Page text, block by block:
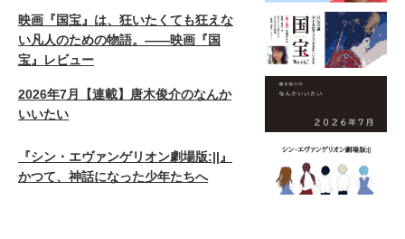
映画『国宝』は、狂いたくても狂えな
い凡人のための物語。——映画『国
宝』レビュー
2026年7月【連載】唐木俊介のなんか
いいたい
『シン・エヴァンゲリオン劇場版:||』
かつて、神話になった少年たちへ